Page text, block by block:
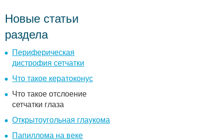
Новые статьи
раздела
Периферическая
дистрофия сетчатки
Что такое кератоконус
Что такое отслоение
сетчатки глаза
Открытоугольная глаукома
Папиллома на веке